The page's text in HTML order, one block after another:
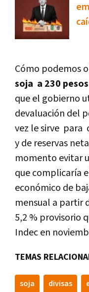
Cómo podemos
soja a 230 pesos
que el gobierno
devaluación del
vez le sirve para
y de reservas
momento evitar
que complicaría
económico de
mensual a partir
5,2 % provisorio
Indec en
TEMAS
soja divisas